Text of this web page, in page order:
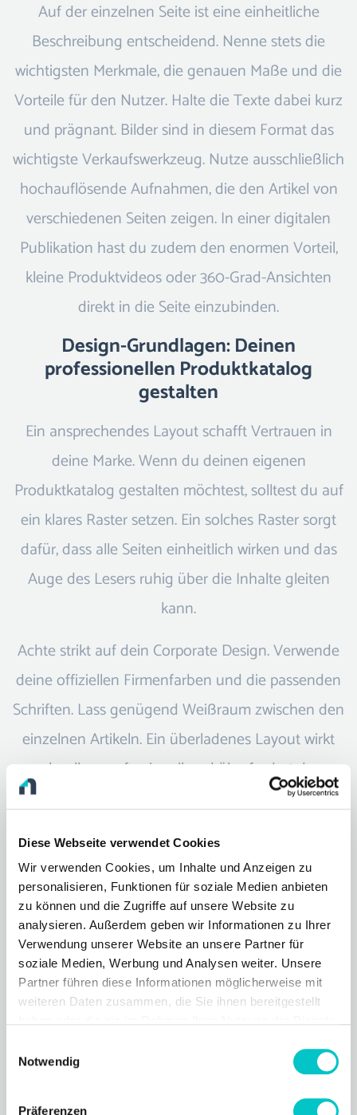
Diese Webseite verwendet Cookies
Wir verwenden Cookies, um Inhalte und Anzeigen zu
personalisieren, Funktionen für soziale Medien anbieten
zu können und die Zugriffe auf unsere Website zu
analysieren. Außerdem geben wir Informationen zu Ihrer
Verwendung unserer Website an unsere Partner für
soziale Medien, Werbung und Analysen weiter. Unsere
Partner führen diese Informationen möglicherweise mit
weiteren Daten zusammen, die Sie ihnen bereitgestellt
Notwendig
Präferenzen
Auf der einzelnen Seite ist eine einheitliche
Beschreibung entscheidend. Nenne stets die
wichtigsten Merkmale, die genauen Maße und die
Vorteile für den Nutzer. Halte die Texte dabei kurz
und prägnant. Bilder sind in diesem Format das
wichtigste Verkaufswerkzeug. Nutze ausschließlich
hochauflösende Aufnahmen, die den Artikel von
verschiedenen Seiten zeigen. In einer digitalen
Publikation hast du zudem den enormen Vorteil,
kleine Produktvideos oder 360-Grad-Ansichten
direkt in die Seite einzubinden.
Design-Grundlagen: Deinen
professionellen Produktkatalog
gestalten
Ein ansprechendes Layout schafft Vertrauen in
deine Marke. Wenn du deinen eigenen
Produktkatalog gestalten möchtest, solltest du auf
ein klares Raster setzen. Ein solches Raster sorgt
dafür, dass alle Seiten einheitlich wirken und das
Auge des Lesers ruhig über die Inhalte gleiten
kann.
Achte strikt auf dein Corporate Design. Verwende
deine offiziellen Firmenfarben und die passenden
Schriften. Lass genügend Weißraum zwischen den
einzelnen Artikeln. Ein überladenes Layout wirkt
schnell unprofessionell und überfordert den
Betrachter. Wenn dir intern die Kapazitäten für ein
deinen Produktkatalog gestalten lassen. Unser
hauseigener Content Service unterstützt dich
gerne bei der gesamten konzeptionellen und
grafischen Umsetzung.
Weitere Referenzen für